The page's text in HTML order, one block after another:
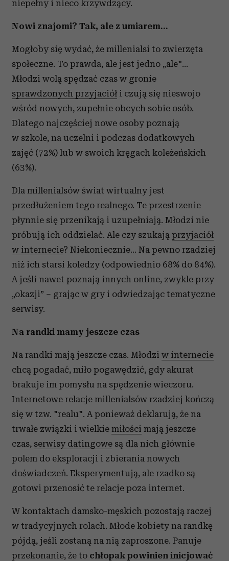
niepełny i nieco krzywdzący.
Nowi znajomi? Tak, ale z umiarem…
Mogłoby się wydać, że millenialsi to zwierzęta
społeczne. To prawda, ale jest jedno „ale"...
Młodzi wolą spędzać czas w gronie
sprawdzonych przyjaciół i czują się nieswojo
wśród nowych, zupełnie obcych sobie osób.
Dlatego najczęściej nowe osoby poznają
w szkole, na uczelni i podczas dodatkowych
zajęć (72%) lub w swoich kręgach koleżeńskich
(63%).
Dla millenialsów świat wirtualny jest
przedłużeniem tego realnego. Te przestrzenie
płynnie się przenikają i uzupełniają. Młodzi nie
próbują ich oddzielać. Ale czy szukają przyjaciół
w internecie? Niekoniecznie… Na pewno rzadziej
niż ich starsi koledzy (odpowiednio 68% do 84%).
A jeśli nawet poznają innych online, zwykle przy
„okazji” – grając w gry i odwiedzając tematyczne
serwisy.
Na randki mamy jeszcze czas
Na randki mają jeszcze czas. Młodzi w internecie
chcą pogadać, miło pogawędzić, gdy akurat
brakuje im pomysłu na spędzenie wieczoru.
Internetowe relacje millenialsów rzadziej kończą
się w tzw. "realu". A ponieważ deklarują, że na
trwałe związki i wielkie miłości mają jeszcze
czas, serwisy datingowe są dla nich głównie
polem do eksploracji i zbierania nowych
doświadczeń. Eksperymentują, ale rzadko są
gotowi przenosić te relacje poza internet.
W kontaktach damsko-męskich pozostają raczej
w tradycyjnych rolach. Młode kobiety na randkę
pójdą, jeśli zostaną na nią zaproszone. Panuje
przekonanie, że to chłopak powinien inicjować